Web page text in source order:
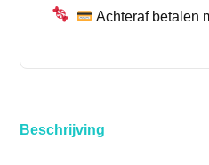
Achteraf betalen
Beschrijving